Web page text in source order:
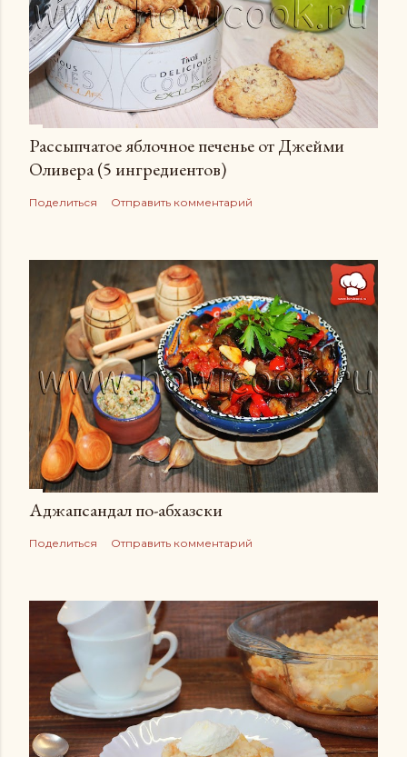
Рассыпчатое яблочное печенье от Джейми
Оливера (5 ингредиентов)
Поделиться Отправить комментарий
Аджапсандал по-абхазски
Поделиться Отправить комментарий